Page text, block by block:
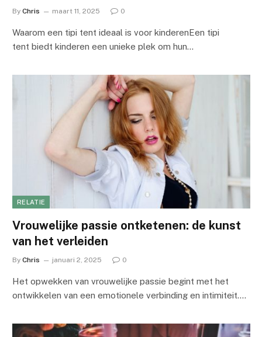
By Chris maart 11, 2025 0
Waarom een tipi tent ideaal is voor kinderenEen tipi
tent biedt kinderen een unieke plek om hun…
RELATIE
Vrouwelijke passie ontketenen: de kunst
van het verleiden
By Chris januari 2, 2025 0
Het opwekken van vrouwelijke passie begint met het
ontwikkelen van een emotionele verbinding en intimiteit.…